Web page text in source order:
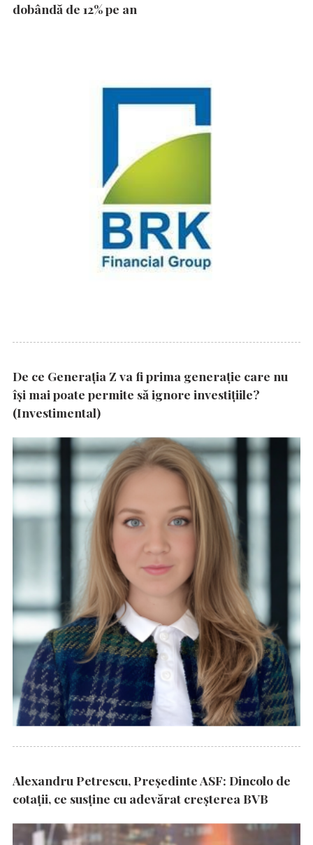
dobândă de 12% pe an
De ce Generația Z va fi prima generație care nu
își mai poate permite să ignore investițiile?
(Investimental)
Alexandru Petrescu, Președinte ASF: Dincolo de
cotații, ce susține cu adevărat creșterea BVB